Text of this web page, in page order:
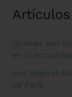
Quiénes son
en la
Los Mejores
de París